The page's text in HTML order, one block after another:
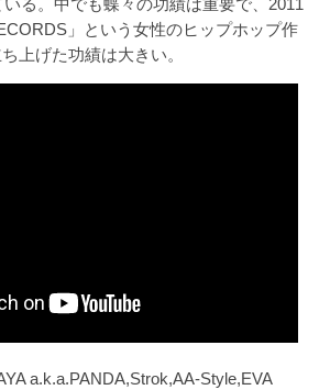
る。中でも蝶々の功績は重要で、2011
」という女性のヒップホップ作
上げた功績は大きい。
a.k.a.PANDA,Strok,AA-Style,EVA